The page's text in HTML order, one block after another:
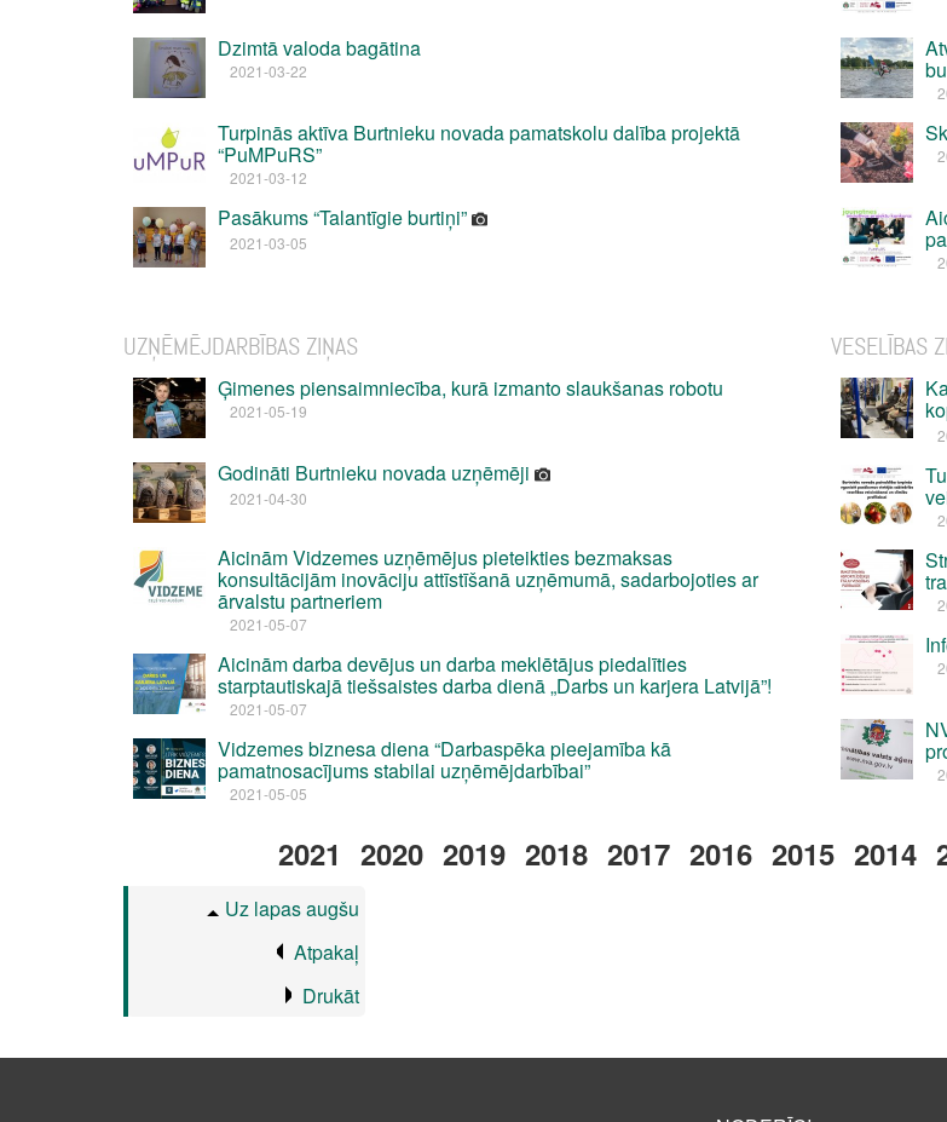
Dzimtā valoda bagātina
2021-03-22
Turpinās aktīva Burtnieku novada pamatskolu dalība projektā
“PuMPuRS”
2021-03-12
Pasākums “Talantīgie burtiņi”
2021-03-05
UZŅĒMĒJDARBĪBAS ZIŅAS
Ģimenes piensaimniecība, kurā izmanto slaukšanas robotu
2021-05-19
Godināti Burtnieku novada uzņēmēji
2021-04-30
Aicinām Vidzemes uzņēmējus pieteikties bezmaksas
konsultācijām inovāciju attīstīšanā uzņēmumā, sadarbojoties ar
ārvalstu partneriem
2021-05-07
Aicinām darba devējus un darba meklētājus piedalīties
starptautiskajā tiešsaistes darba dienā „Darbs un karjera Latvijā”!
2021-05-07
Vidzemes biznesa diena “Darbaspēka pieejamība kā
pamatnosacījums stabilai uzņēmējdarbībai”
2021-05-05
VESELĪBAS
2021 2020 2019 2018 2017 2016 2015 2014
Uz lapas augšu
Atpakaļ
Drukāt